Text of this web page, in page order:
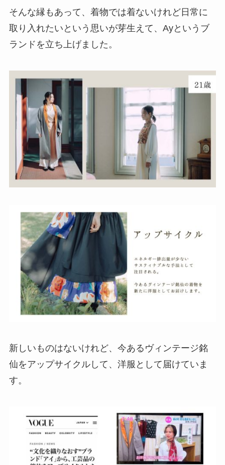
そんな縁もあって、着物では着ないけれど日常に
取り入れたいという思いが芽生えて、Ayというブ
ランドを立ち上げました。
新しいものはないけれど、今あるヴィンテージ銘
仙をアップサイクルして、洋服として届けていま
す。